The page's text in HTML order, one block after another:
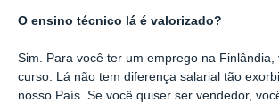
O ensino técnico lá é valorizado?
Sim. Para você ter um emprego na Finlândia,
curso. Lá não tem diferença salarial tão
nosso País. Se você quiser ser vendedor,